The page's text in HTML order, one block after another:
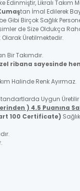
Edinmiştir, Likralı Takım
tan İmal Edilerek
Gibi Birçok Sağlık
de Size Oldukça
Olarak Üretilmektedir.
Bir Takımdır.
ribana sayesinde
Halinde Renk Ayırmaz.
Uygun Üretilir
) 4.5 Puanına
100 Certificate)